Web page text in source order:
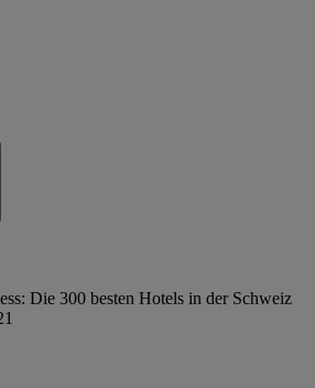
Die 300 besten Hotels in der Schweiz